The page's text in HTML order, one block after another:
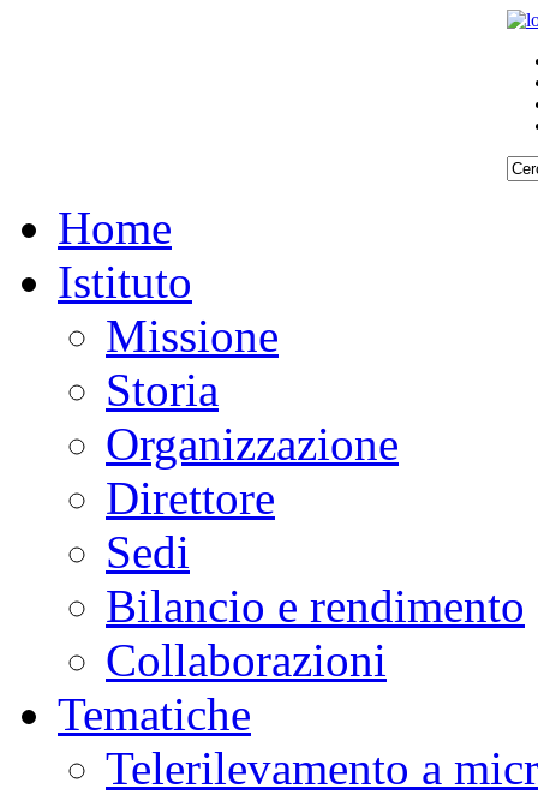
Home
Istituto
Missione
Storia
Organizzazione
Direttore
Sedi
Bilancio e rendimento
Collaborazioni
Tematiche
Telerilevamento a